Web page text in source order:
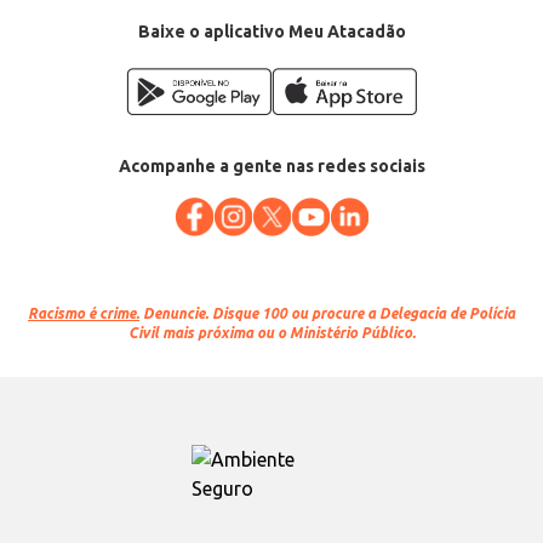
Baixe o aplicativo Meu Atacadão
Acompanhe a gente nas redes sociais
Racismo é crime. Denuncie. Disque 100 ou procure a Delegacia de Polícia
Civil mais próxima ou o Ministério Público.